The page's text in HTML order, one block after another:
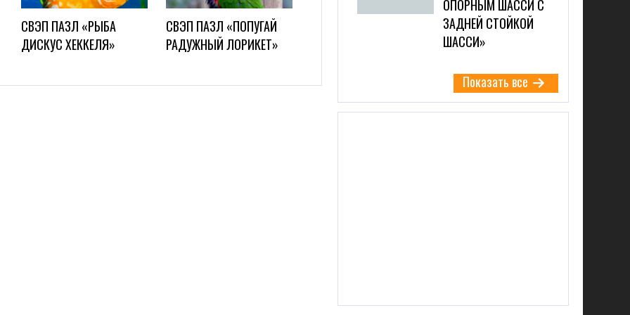
СВЭП ПАЗЛ «РЫБА
ДИСКУС ХЕККЕЛЯ»
СВЭП ПАЗЛ «ПОПУГАЙ
РАДУЖНЫЙ ЛОРИКЕТ»
ОПОРНЫМ ШАССИ С
ЗАДНЕЙ СТОЙКОЙ
ШАССИ»
Показать все